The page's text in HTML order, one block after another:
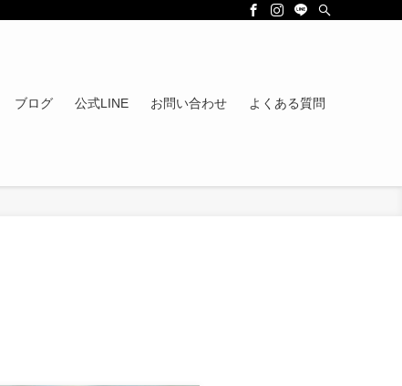
ブログ 公式LINE お問い合わせ よくある質問